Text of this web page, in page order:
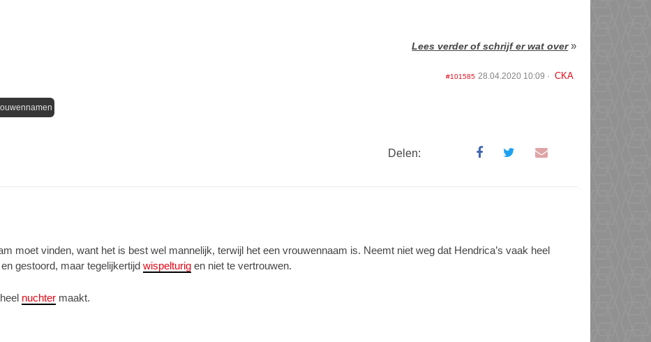
Lees verder of schrijf er wat over»
#101585 28.04.2020 10:09 CKA
Delen:
moet vinden, want het is best wel mannelijk, terwijl het een vrouwennaam is. Neemt niet weg dat Hendrica’s vaak heel
gestoord, maar tegelijkertijd wispelturig en niet te vertrouwen.
nuchter maakt.